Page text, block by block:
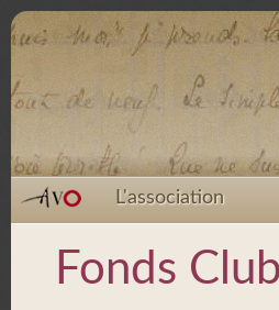
L'association
Fonds